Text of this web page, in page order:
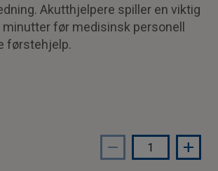
Akutthjelpere spiller en viktig
før medisinsk personell
førstehjelp.
remove add